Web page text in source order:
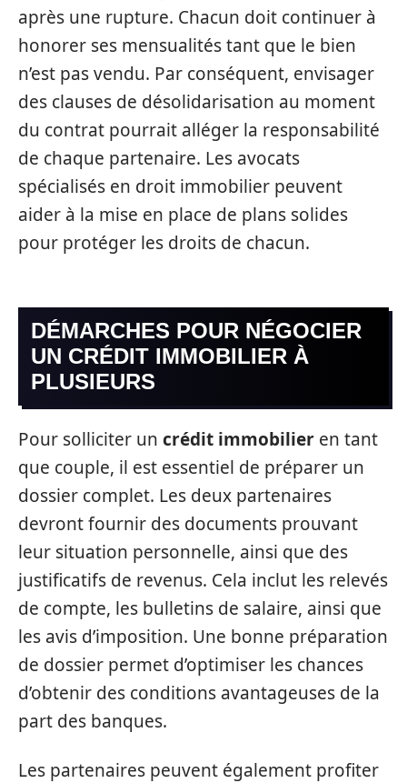
après une rupture. Chacun doit continuer à
honorer ses mensualités tant que le bien
n’est pas vendu. Par conséquent, envisager
des clauses de désolidarisation au moment
du contrat pourrait alléger la responsabilité
de chaque partenaire. Les avocats
spécialisés en droit immobilier peuvent
aider à la mise en place de plans solides
pour protéger les droits de chacun.
DÉMARCHES POUR NÉGOCIER
UN CRÉDIT IMMOBILIER À
PLUSIEURS
Pour solliciter un crédit immobilier en tant
que couple, il est essentiel de préparer un
dossier complet. Les deux partenaires
devront fournir des documents prouvant
leur situation personnelle, ainsi que des
justificatifs de revenus. Cela inclut les relevés
de compte, les bulletins de salaire, ainsi que
les avis d’imposition. Une bonne préparation
de dossier permet d’optimiser les chances
d’obtenir des conditions avantageuses de la
part des banques.
Les partenaires peuvent également profiter